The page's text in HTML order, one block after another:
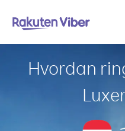
Hvordan